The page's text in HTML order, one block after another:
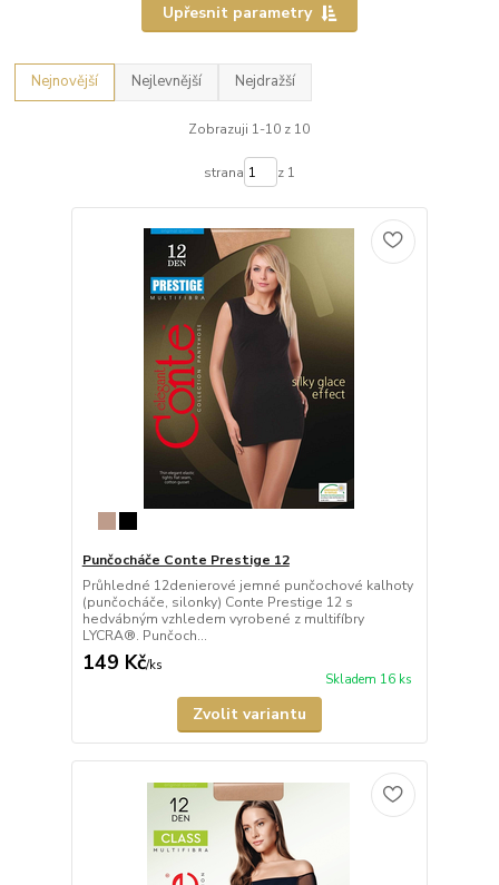
Upřesnit parametry
Nejnovější Nejlevnější Nejdražší
Zobrazuji 1-10 z 10
strana z 1
Punčocháče Conte Prestige 12
Průhledné 12denierové jemné punčochové kalhoty
(punčocháče, silonky) Conte Prestige 12 s
hedvábným vzhledem vyrobené z multifíbry
LYCRA®. Punčoch...
149 Kč/ks
Skladem 16 ks
Zvolit variantu